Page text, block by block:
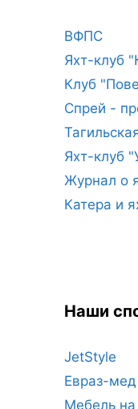
ВФПС
Яхт-клуб
Клуб
Спрей -
Яхт-клуб
Журнал о
Катера и
Наши
JetStyle
Евраз-мед
Мебель на